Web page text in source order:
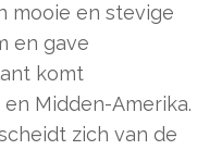
mooie en stevige
en gave
komt
Midden-Amerika.
zich van de